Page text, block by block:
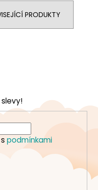
PRODUKTY
podmínkami